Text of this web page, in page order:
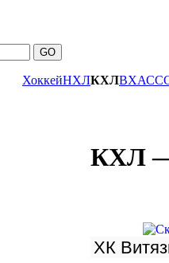
ХоккейНХЛКХЛВХА
КХЛ